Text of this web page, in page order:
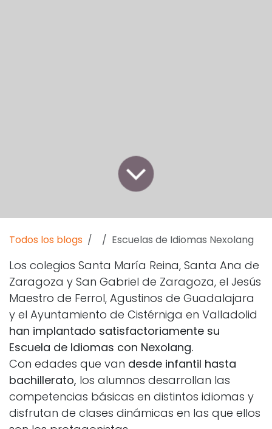
Todos los blogs Escuelas de Idiomas Nexolang
Los colegios Santa María Reina, Santa Ana de
Zaragoza y San Gabriel de Zaragoza, el Jesús
Maestro de Ferrol, Agustinos de Guadalajara
y el Ayuntamiento de Cistérniga en Valladolid
han implantado satisfactoriamente su
Escuela de Idiomas con Nexolang.
Con edades que van desde infantil hasta
bachillerato, los alumnos desarrollan las
competencias básicas en distintos idiomas y
disfrutan de clases dinámicas en las que ellos